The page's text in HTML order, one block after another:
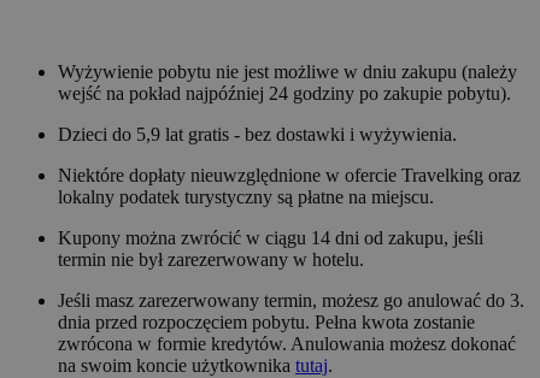
Wyżywienie pobytu nie jest możliwe w dniu zakupu (należy
wejść na pokład najpóźniej 24 godziny po zakupie pobytu).
Dzieci do 5,9 lat gratis - bez dostawki i wyżywienia.
Niektóre dopłaty nieuwzględnione w ofercie Travelking oraz
lokalny podatek turystyczny są płatne na miejscu.
Kupony można zwrócić w ciągu 14 dni od zakupu, jeśli
termin nie był zarezerwowany w hotelu.
Jeśli masz zarezerwowany termin, możesz go anulować do 3.
dnia przed rozpoczęciem pobytu. Pełna kwota zostanie
zwrócona w formie kredytów. Anulowania możesz dokonać
na swoim koncie użytkownika tutaj.